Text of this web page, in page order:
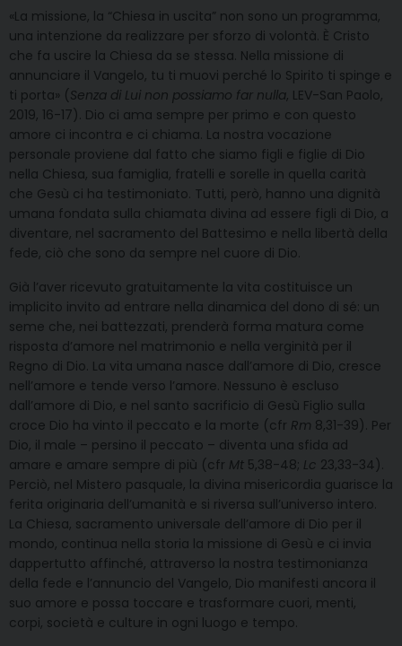
«La missione, la “Chiesa in uscita” non sono un programma,
una intenzione da realizzare per sforzo di volontà. È Cristo
che fa uscire la Chiesa da se stessa. Nella missione di
annunciare il Vangelo, tu ti muovi perché lo Spirito ti spinge e
ti porta» (Senza di Lui non possiamo far nulla, LEV-San Paolo,
2019, 16-17). Dio ci ama sempre per primo e con questo
amore ci incontra e ci chiama. La nostra vocazione
personale proviene dal fatto che siamo figli e figlie di Dio
nella Chiesa, sua famiglia, fratelli e sorelle in quella carità
che Gesù ci ha testimoniato. Tutti, però, hanno una dignità
umana fondata sulla chiamata divina ad essere figli di Dio, a
diventare, nel sacramento del Battesimo e nella libertà della
fede, ciò che sono da sempre nel cuore di Dio.
Già l’aver ricevuto gratuitamente la vita costituisce un
implicito invito ad entrare nella dinamica del dono di sé: un
seme che, nei battezzati, prenderà forma matura come
risposta d’amore nel matrimonio e nella verginità per il
Regno di Dio. La vita umana nasce dall’amore di Dio, cresce
nell’amore e tende verso l’amore. Nessuno è escluso
dall’amore di Dio, e nel santo sacrificio di Gesù Figlio sulla
croce Dio ha vinto il peccato e la morte (cfr Rm 8,31-39). Per
Dio, il male – persino il peccato – diventa una sfida ad
amare e amare sempre di più (cfr Mt 5,38-48; Lc 23,33-34).
Perciò, nel Mistero pasquale, la divina misericordia guarisce la
ferita originaria dell’umanità e si riversa sull’universo intero.
La Chiesa, sacramento universale dell’amore di Dio per il
mondo, continua nella storia la missione di Gesù e ci invia
dappertutto affinché, attraverso la nostra testimonianza
della fede e l’annuncio del Vangelo, Dio manifesti ancora il
suo amore e possa toccare e trasformare cuori, menti,
corpi, società e culture in ogni luogo e tempo.